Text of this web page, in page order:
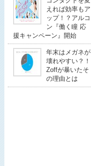
えれば効率もア
ップ！？アルコ
ン『働く瞳 応
援キャンペーン』開始
年末はメガネが
壊れやすい？！
Zoffが暴いたそ
の理由とは